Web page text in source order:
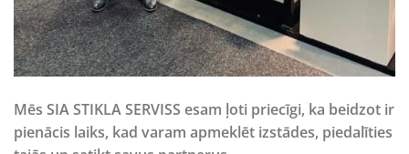
Mēs SIA STIKLA SERVISS esam ļoti priecīgi, ka beidzot ir
pienācis laiks, kad varam apmeklēt izstādes, piedalīties